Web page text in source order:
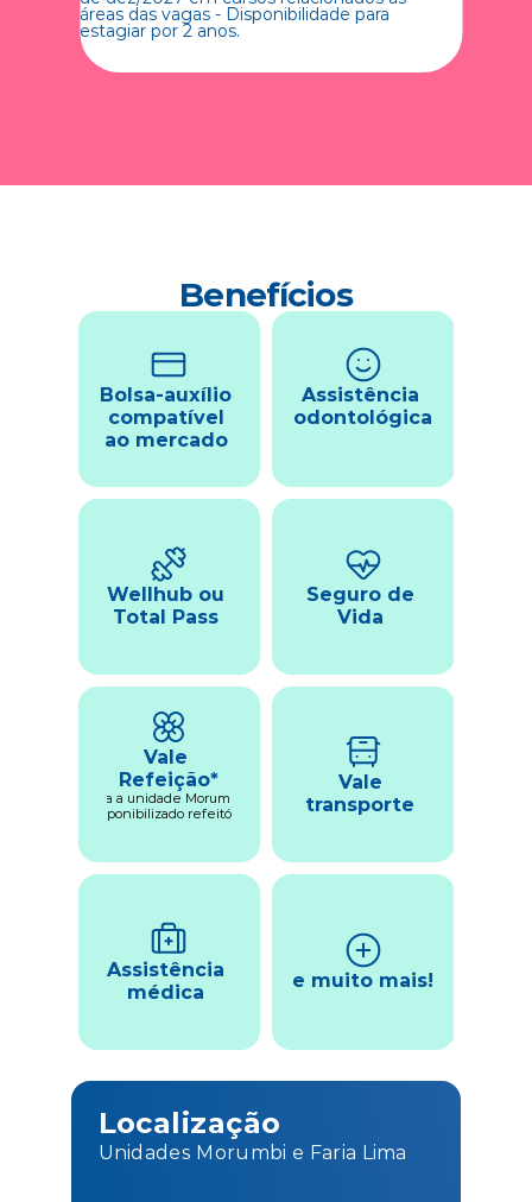
áreas das vagas - Disponibilidade para
estagiar por 2 anos.
Benefícios
Bolsa-auxílio
compatível
ao mercado
Assistência
odontológica
Wellhub ou
Total Pass
Seguro de
Vida
Vale
Refeição*
*para a unidade Morumbi é
disponibilizado refeitório.
Vale
transporte
Assistência
médica
e muito mais!
Localização
Unidades Morumbi e Faria Lima